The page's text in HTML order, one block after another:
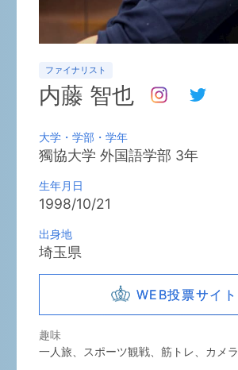
ファイナリスト
内藤 智也
大学・学部・学年
獨協大学 外国語学部 3年
生年月日
1998/10/21
出身地
埼玉県
WEB投票サイト
趣味
一人旅、スポーツ観戦、筋トレ、カメラ